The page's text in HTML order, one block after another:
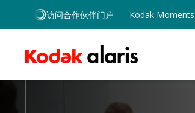
Skip to main content
访问合作伙伴门户 Kodak Moments